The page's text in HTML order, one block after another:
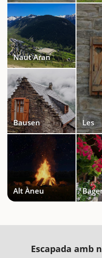
Naut Aran
Bausen Les
Alt Àneu
Escapada amb